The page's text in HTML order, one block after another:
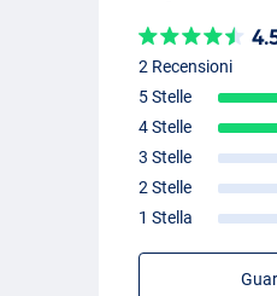
2 Recensioni
5 Stelle
4 Stelle
3 Stelle
2 Stelle
1 Stella